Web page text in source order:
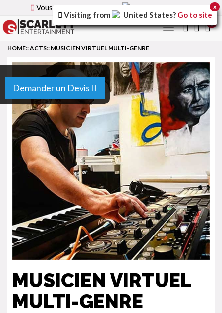
Vous parcourez la version
Toggle
Demander un Devis
HOME::ACTS:: MUSICIEN VIRTUEL MULTI-GENRE
MUSICIEN VIRTUEL
MULTI-GENRE
Visiting from United States? Go to site
x